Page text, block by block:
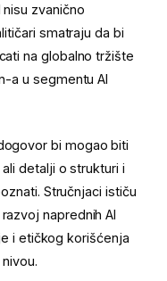
zvanično
smatraju da bi
na globalno tržište
a u segmentu AI
bi mogao biti
detalji o strukturi i
Stručnjaci ističu
naprednih AI
i etičkog korišćenja